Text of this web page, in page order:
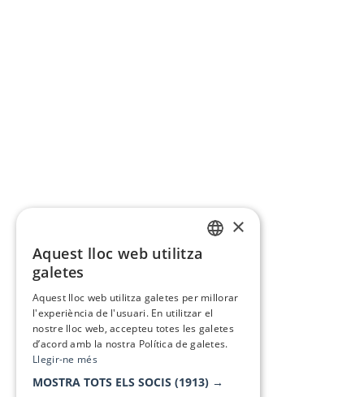
×
Aquest lloc web utilitza
galetes
Aquest lloc web utilitza galetes per millorar
l'experiència de l'usuari. En utilitzar el
nostre lloc web, accepteu totes les galetes
d’acord amb la nostra Política de galetes.
Llegir-ne més
MOSTRA TOTS ELS SOCIS (1913) →